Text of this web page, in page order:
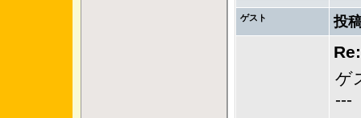
ゲスト 投
ゲ
---